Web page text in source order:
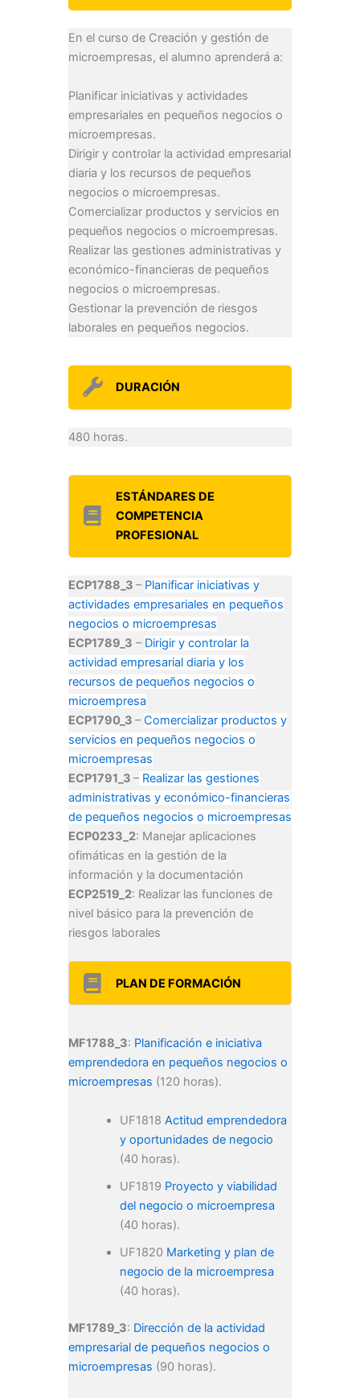
En el curso de Creación y gestión de
microempresas, el alumno aprenderá a:
Planificar iniciativas y actividades
empresariales en pequeños negocios o
microempresas.
Dirigir y controlar la actividad empresarial
diaria y los recursos de pequeños
negocios o microempresas.
Comercializar productos y servicios en
pequeños negocios o microempresas.
Realizar las gestiones administrativas y
económico-financieras de pequeños
negocios o microempresas.
Gestionar la prevención de riesgos
laborales en pequeños negocios.
DURACIÓN
480 horas.
ESTÁNDARES DE
COMPETENCIA
PROFESIONAL
ECP1788_3 – Planificar iniciativas y
actividades empresariales en pequeños
negocios o microempresas
ECP1789_3 – Dirigir y controlar la
actividad empresarial diaria y los
recursos de pequeños negocios o
microempresa
ECP1790_3 –Comercializar productos y
servicios en pequeños negocios o
microempresas
ECP1791_3 – Realizar las gestiones
administrativas y económico-financieras
de pequeños negocios o microempresas
ECP0233_2: Manejar aplicaciones
ofimáticas en la gestión de la
información y la documentación
ECP2519_2: Realizar las funciones de
nivel básico para la prevención de
riesgos laborales
PLAN DE FORMACIÓN
MF1788_3: Planificación e iniciativa
emprendedora en pequeños negocios o
microempresas (120 horas).
UF1818 Actitud emprendedora
y oportunidades de negocio
(40 horas).
UF1819 Proyecto y viabilidad
del negocio o microempresa
(40 horas).
UF1820 Marketing y plan de
negocio de la microempresa
(40 horas).
MF1789_3: Dirección de la actividad
empresarial de pequeños negocios o
microempresas (90 horas).